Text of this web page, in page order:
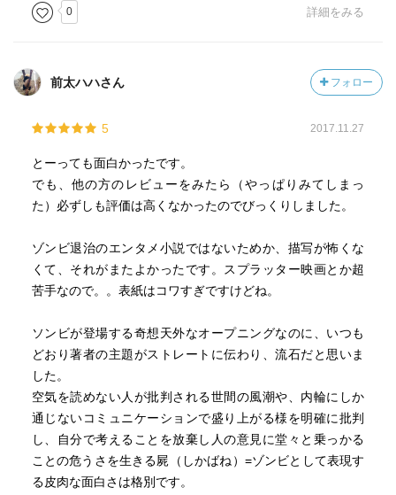
0 詳細をみる
前太ハハさん フォロー
5 2017.11.27
とーっても面白かったです。
でも、他の方のレビューをみたら（やっぱりみてしまっ
た）必ずしも評価は高くなかったのでびっくりしました。
ゾンビ退治のエンタメ小説ではないためか、描写が怖くな
くて、それがまたよかったです。スプラッター映画とか超
苦手なので。。表紙はコワすぎですけどね。
ソンビが登場する奇想天外なオープニングなのに、いつも
どおり著者の主題がストレートに伝わり、流石だと思いま
した。
空気を読めない人が批判される世間の風潮や、内輪にしか
通じないコミュニケーションで盛り上がる様を明確に批判
し、自分で考えることを放棄し人の意見に堂々と乗っかる
ことの危うさを生きる屍（しかばね）=ゾンビとして表現す
る皮肉な面白さは格別です。